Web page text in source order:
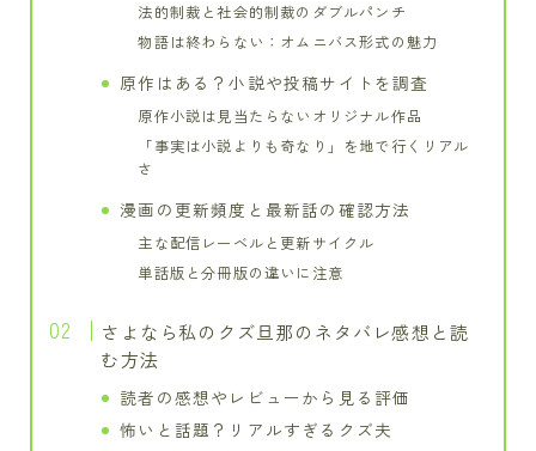
法的制裁と社会的制裁のダブルパンチ
物語は終わらない：オムニバス形式の魅力
原作はある？小説や投稿サイトを調査
原作小説は見当たらないオリジナル作品
「事実は小説よりも奇なり」を地で行くリアル
さ
漫画の更新頻度と最新話の確認方法
主な配信レーベルと更新サイクル
単話版と分冊版の違いに注意
さよなら私のクズ旦那のネタバレ感想と読
む方法
読者の感想やレビューから見る評価
怖いと話題？リアルすぎるクズ夫